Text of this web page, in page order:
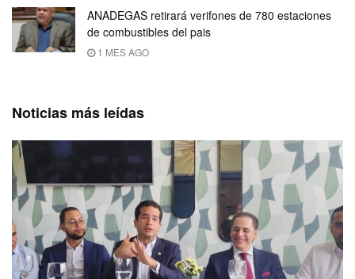
ANADEGAS retirará verifones de 780 estaciones
de combustibles del pais
1 MES AGO
Noticias más leídas